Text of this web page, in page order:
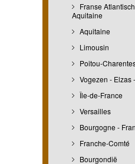
Franse
Aquitaine
Aquitaine
Limousin
Poitou-
Vogezen - Elzas
Île-de-France
Versailles
Bourgogne -
Franche-Comté
Bourgondië